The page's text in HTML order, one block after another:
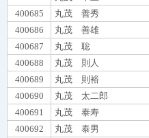
400685
丸茂 善秀
400686
丸茂 善雄
400687
丸茂 聡
400688
丸茂 則人
400689
丸茂 則裕
400690
丸茂 太二郎
400691
丸茂 泰寿
400692
丸茂 泰男